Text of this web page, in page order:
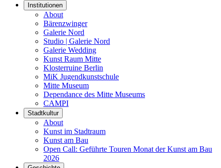
Institutionen
About
Bärenzwinger
Galerie Nord
Studio | Galerie Nord
Galerie Wedding
Kunst Raum Mitte
Klosterruine Berlin
MiK Jugendkunstschule
Mitte Museum
Dependance des Mitte Museums
CAMPI
Stadtkultur
About
Kunst im Stadtraum
Kunst am Bau
Open Call: Geführte Touren Monat der Kunst am Bau
2026